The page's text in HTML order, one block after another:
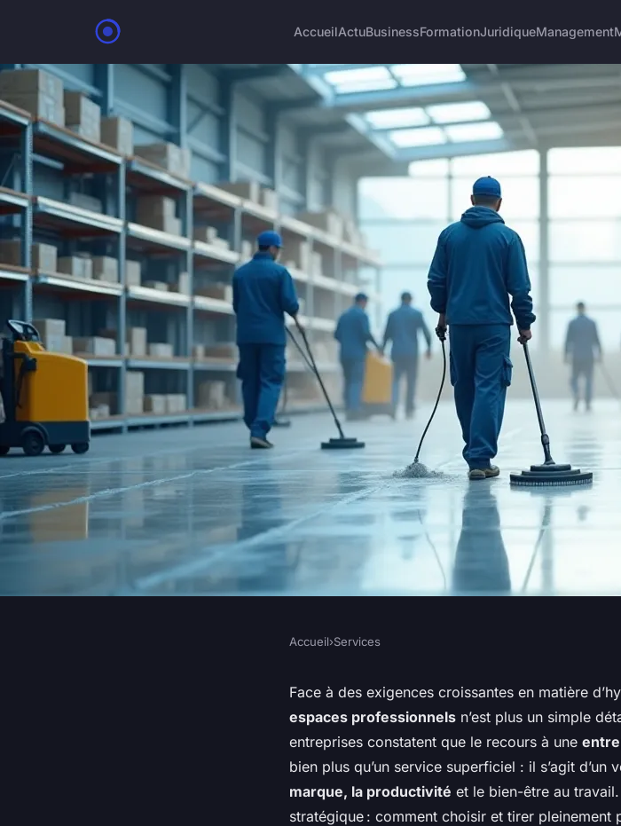
AccueilActuBusinessFormationJuridiqueManagement
Optimiser la propreté et
avec une entreprise de
industriel à grenoble
Accueil›Services
Face à des exigences croissantes en matière
espaces professionnels n’est plus un simple
entreprises constatent que le recours à une
bien plus qu’un service superficiel : il s’agit
marque, la productivité et le bien-être au
stratégique : comment choisir et tirer pleinement